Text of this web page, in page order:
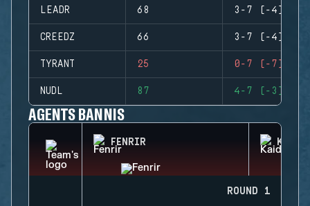
LEADR 68 3-7 (-4)
CREEDZ 66 3-7 (-4)
TYRANT 25 0-7 (-7)
NUDL 87 4-7 (-3)
AGENTS BANNIS
FENRIR KAID
ROUND 1